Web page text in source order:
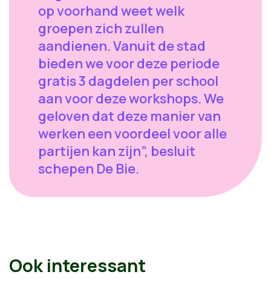
op voorhand weet welk
groepen zich zullen
aandienen. Vanuit de stad
bieden we voor deze periode
gratis 3 dagdelen per school
aan voor deze workshops. We
geloven dat deze manier van
werken een voordeel voor alle
partijen kan zijn”, besluit
schepen De Bie.
Ook interessant